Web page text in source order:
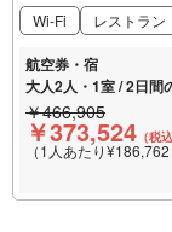
Wi-Fi レストラン
航空券・宿
大人2人・1室 / 2日間
￥466,905
￥373,524 （税込
（1人あたり¥186,762